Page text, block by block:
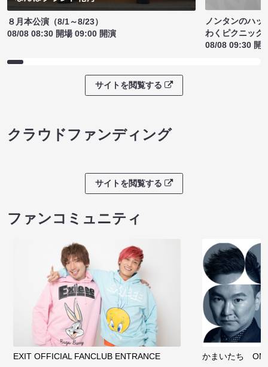
８月本公演（8/1～8/23）
08/08 08:30 開場 09:00 開演
ノンタンのハッ
わくピクニック
08/08 09:30 開
サイトを閲覧する
クラウドファンディング
サイトを閲覧する
ファンコミュニティ
EXIT OFFICIAL FANCLUB ENTRANCE かまいたち